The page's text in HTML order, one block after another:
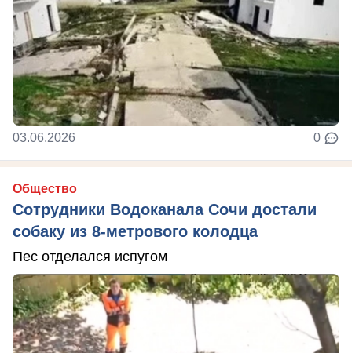
03.06.2026 0
Общество
Сотрудники Водоканала Сочи достали
собаку из 8-метрового колодца
Пес отделался испугом